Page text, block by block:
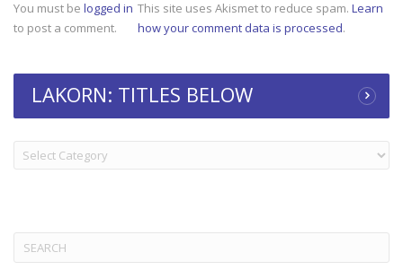
You must be logged in
to post a comment.
This site uses Akismet to reduce spam. Learn
how your comment data is processed.
LAKORN: TITLES BELOW
LAKORN:
TITLES
Search
for: